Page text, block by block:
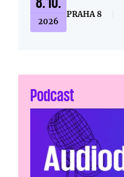
2026
PRAHA 8
Podcast